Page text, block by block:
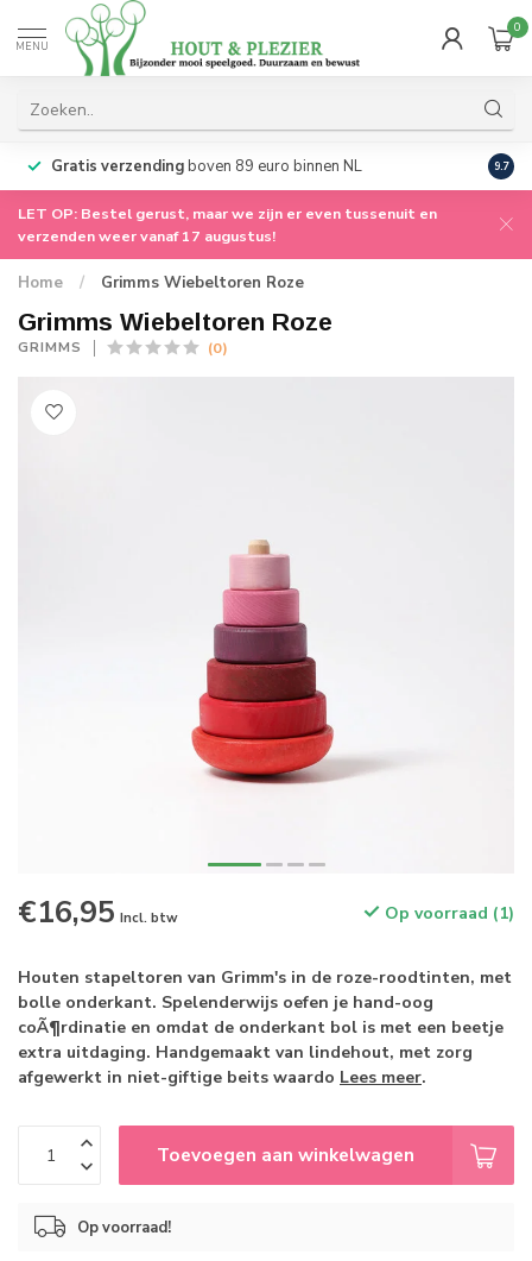
MENU
0
Gratis verzendingboven 89 euro binnen NL 9.7
LET OP: Bestel gerust, maar we zijn er even tussenuit en
verzenden weer vanaf 17 augustus!
Home / Grimms Wiebeltoren Roze
Grimms Wiebeltoren Roze
GRIMMS (0)
€16,95 Incl. btw Op voorraad (1)
Houten stapeltoren van Grimm's in de roze-roodtinten, met
bolle onderkant. Spelenderwijs oefen je hand-oog
coÃ¶rdinatie en omdat de onderkant bol is met een beetje
extra uitdaging. Handgemaakt van lindehout, met zorg
afgewerkt in niet-giftige beits waardo Lees meer.
Toevoegen aan winkelwagen
Op voorraad!